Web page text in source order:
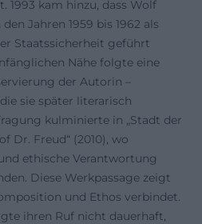
1993 kam hinzu, dass Wolf
Jahren 1959 bis 1962 als
Staatssicherheit geführt
Nähe folgte eine
der Autorin –
sie später literarisch
kulminierte in „Stadt der
Dr. Freud“ (2010), wo
ethische Verantwortung
Diese Werkpassage zeigt
und Ethos verbindet.
ihren Ruf nicht dauerhaft,